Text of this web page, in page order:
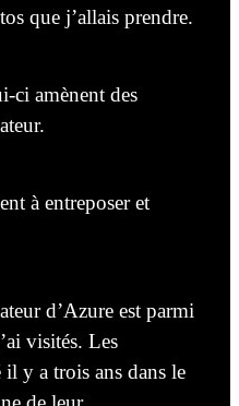
que j’allais prendre.
ci amènent des
à entreposer et
d’Azure est parmi
visités. Les
il y a trois ans dans le